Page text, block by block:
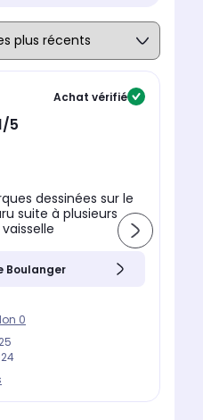
Achat vérifié
5
dessinées sur le
suite à plusieurs
Boulanger
0